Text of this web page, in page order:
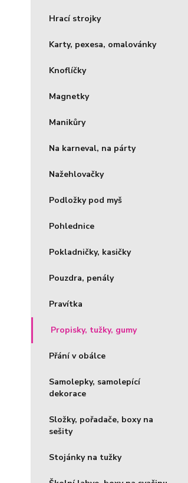
Hrací strojky
Karty, pexesa, omalovánky
Knoflíčky
Magnetky
Manikůry
Na karneval, na párty
Nažehlovačky
Podložky pod myš
Pohlednice
Pokladničky, kasičky
Pouzdra, penály
Pravítka
Propisky, tužky, gumy
Přání v obálce
Samolepky, samolepící
dekorace
Složky, pořadače, boxy na
sešity
Stojánky na tužky